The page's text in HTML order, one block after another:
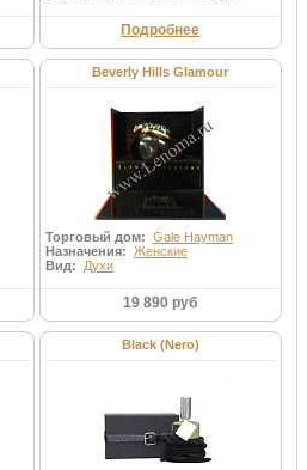
Подробнее
Beverly Hills Glamour
Торговый дом: Gale Hayman
Назначения: Женские
Вид: Духи
19 890 руб
Black (Nero)